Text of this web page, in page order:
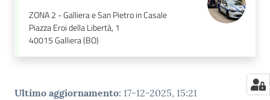
ZONA 2 - Galliera e San Pietro in Casale
Piazza Eroi della Libertà, 1
40015Galliera (BO)
Ultimo aggiornamento: 17-12-2025, 15:21